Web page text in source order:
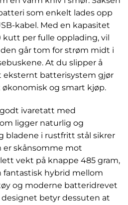
som enkelt lades opp
kabel. Med en kapasitet
per fulle opplading, vil
går tom for strøm midt i
At du slipper å
batterisystem gjør
og smart kjøp.
ivaretatt med
ligger naturlig og
bladene i rustfritt stål sikrer
er skånsomme mot
vekt på knappe 485 gram,
fantastisk hybrid mellom
og moderne batteridrevet
designet betyr dessuten at